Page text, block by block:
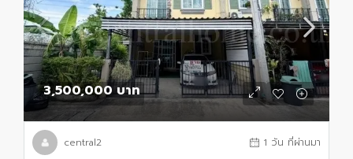
3,500,000 บาท
central2 1 วัน ที่ผ่านมา